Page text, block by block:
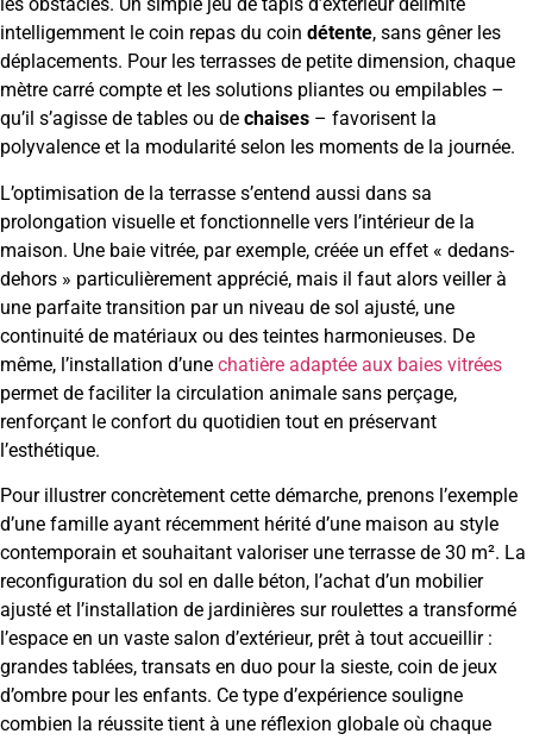
les obstacles. Un simple jeu de tapis d’extérieur délimite
intelligemment le coin repas du coin détente, sans gêner les
déplacements. Pour les terrasses de petite dimension, chaque
mètre carré compte et les solutions pliantes ou empilables –
qu’il s’agisse de tables ou de chaises – favorisent la
polyvalence et la modularité selon les moments de la journée.
L’optimisation de la terrasse s’entend aussi dans sa
prolongation visuelle et fonctionnelle vers l’intérieur de la
maison. Une baie vitrée, par exemple, créée un effet « dedans-
dehors » particulièrement apprécié, mais il faut alors veiller à
une parfaite transition par un niveau de sol ajusté, une
continuité de matériaux ou des teintes harmonieuses. De
même, l’installation d’une chatière adaptée aux baies vitrées
permet de faciliter la circulation animale sans perçage,
renforçant le confort du quotidien tout en préservant
l’esthétique.
Pour illustrer concrètement cette démarche, prenons l’exemple
d’une famille ayant récemment hérité d’une maison au style
contemporain et souhaitant valoriser une terrasse de 30 m². La
reconfiguration du sol en dalle béton, l’achat d’un mobilier
ajusté et l’installation de jardinières sur roulettes a transformé
l’espace en un vaste salon d’extérieur, prêt à tout accueillir :
grandes tablées, transats en duo pour la sieste, coin de jeux
d’ombre pour les enfants. Ce type d’expérience souligne
combien la réussite tient à une réflexion globale où chaque